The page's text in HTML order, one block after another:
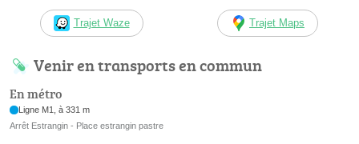
Trajet Waze Trajet Maps
Venir en transports en commun
En métro
Ligne M1, à 331 m
Arrêt Estrangin - Place estrangin pastre